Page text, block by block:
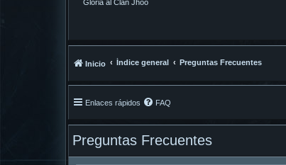
Gloria al Clan Jhoo
Inicio Índice general Preguntas Frecuentes
Enlaces rápidos FAQ
Preguntas Frecuentes